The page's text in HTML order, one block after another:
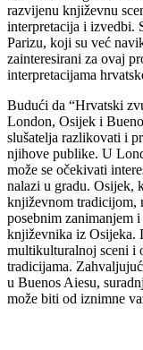
razvijenu književnu
interpretacija i izvedbi.
Parizu, koji su već
zainteresirani za ovaj
interpretacijama
Budući da “Hrvatski
London, Osijek i
slušatelja razlikovati i
njihove publike. U
može se očekivati
nalazi u gradu. Osijek,
književnom tradicijom,
posebnim zanimanjem
književnika iz Osijeka.
multikulturalnoj sceni i
tradicijama.
u Buenos Aiesu,
može biti od iznimne